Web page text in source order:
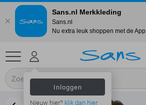
Inloggen
Nieuw hier? klik dan hier
Sans.nl Merkkleding
Sans.nl
Nu extra leuk shoppen met de App.